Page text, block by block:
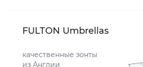
FULTON Umbrellas
качественные зонты
из Англии